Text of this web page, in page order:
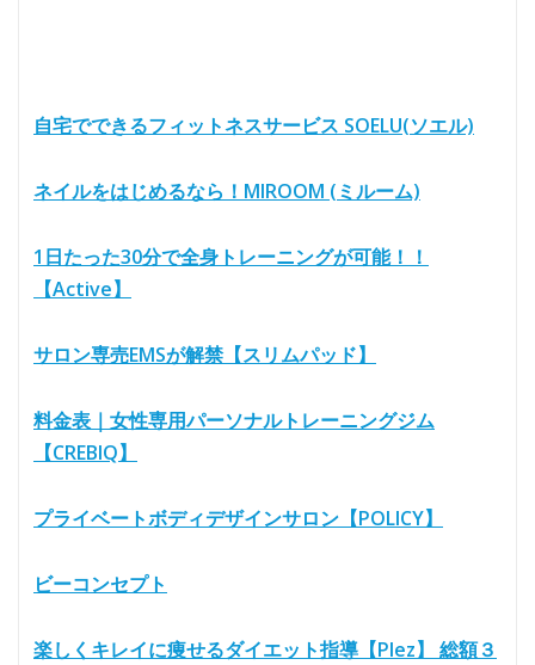
自宅でできるフィットネスサービス SOELU(ソエル)
ネイルをはじめるなら！MIROOM (ミルーム)
1日たった30分で全身トレーニングが可能！！
【Active】
サロン専売EMSが解禁【スリムパッド】
料金表｜女性専用パーソナルトレーニングジム
【CREBIQ】
プライベートボディデザインサロン【POLICY】
ビーコンセプト
楽しくキレイに痩せるダイエット指導【Plez】 総額３